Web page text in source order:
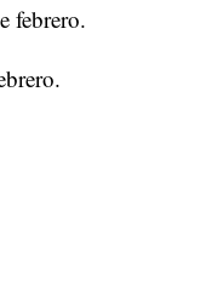
febrero.